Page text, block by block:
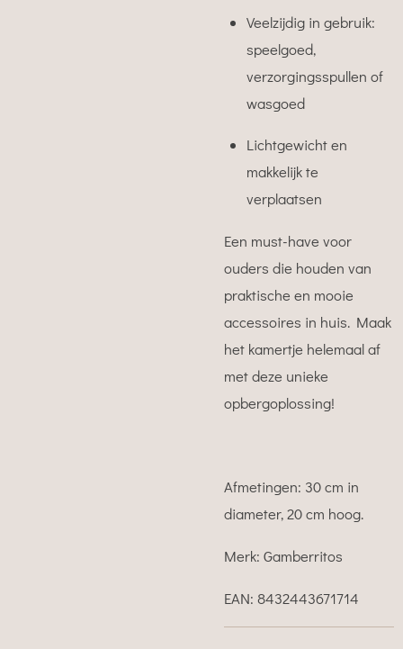
Veelzijdig in gebruik:
speelgoed,
verzorgingsspullen of
wasgoed
Lichtgewicht en
makkelijk te
verplaatsen
Een must-have voor
ouders die houden van
praktische en mooie
accessoires in huis. Maak
het kamertje helemaal af
met deze unieke
opbergoplossing!
Afmetingen: 30 cm in
diameter, 20 cm hoog.
Merk: Gamberritos
EAN: 8432443671714